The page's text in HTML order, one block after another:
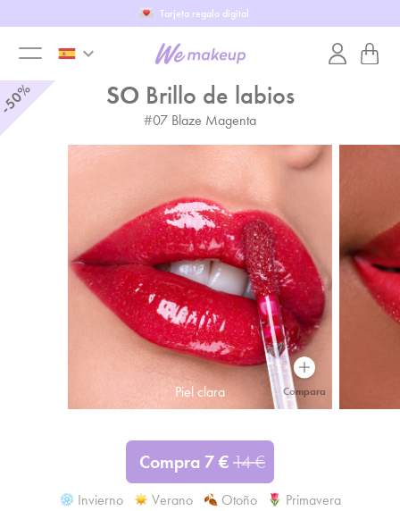
Tarjeta regalo digital
toggle
keyboard_arrow_down
50
% SO Brillo de labios
#07 Blaze Magenta
Compara
Piel clara
Compra 7€14€
Invierno Verano Otoño Primavera